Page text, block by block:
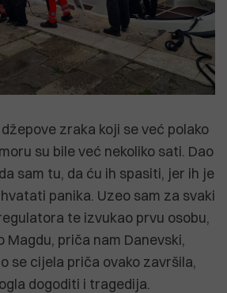
zraka koji se već polako
su bile već nekoliko sati. Dao
sam tu, da ću ih spasiti, jer ih je
panika. Uzeo sam za svaki
te izvukao prvu osobu,
Magdu, priča nam Danevski,
se cijela priča ovako završila,
dogoditi i tragedija.